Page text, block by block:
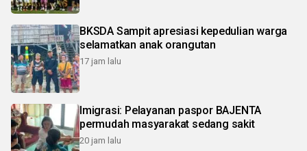
BKSDA Sampit apresiasi kepedulian warga
selamatkan anak orangutan
17 jam lalu
Imigrasi: Pelayanan paspor BAJENTA
permudah masyarakat sedang sakit
20 jam lalu